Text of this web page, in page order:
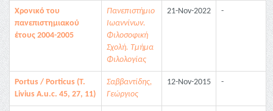
Χρονικό του
πανεπιστημιακού
έτους 2004-2005
Πανεπιστήμιο
Ιωαννίνων.
Φιλοσοφική
Σχολή. Τμήμα
Φιλολογίας
21-Nov-2022 -
Portus / Porticus (Τ.
Livius A.u.c. 45, 27, 11)
Σαββαντίδης,
Γεώργιος
12-Nov-2015 -